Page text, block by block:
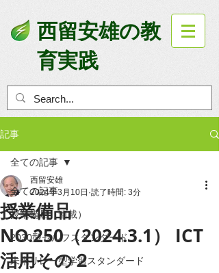
西留安雄の教
育実践
記事
全ての記事
授業備品（連載）
2030型セルフスタンダード
未来リレー型学習スタンダード
全ての記事
授業備品
NO.250（2024.3.1） ICT
活用その２
西留安雄
2024年3月10日 読了時間: 3分